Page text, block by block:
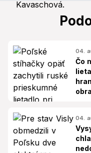
04.
Čo
04.